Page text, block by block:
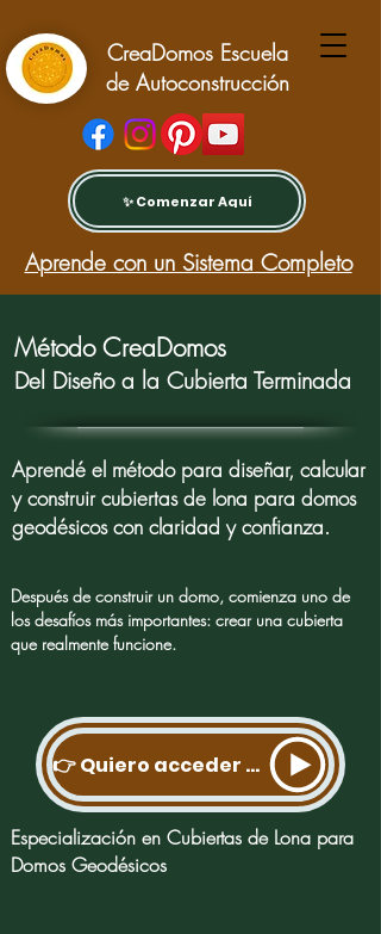
CreaDomos Escuela
de Autoconstrucción
✨ Comenzar Aquí
Aprende con un Sistema Completo
Método CreaDomos
Del Diseño a la Cubierta Terminada
Aprendé el método para diseñar, calcular
y construir cubiertas de lona para domos
geodésicos con claridad y confianza.
Después de construir un domo, comienza uno de
los desafíos más importantes: crear una cubierta
que realmente funcione.
👉 Quiero acceder a la Especialización
Especialización en Cubiertas de Lona para
Domos Geodésicos